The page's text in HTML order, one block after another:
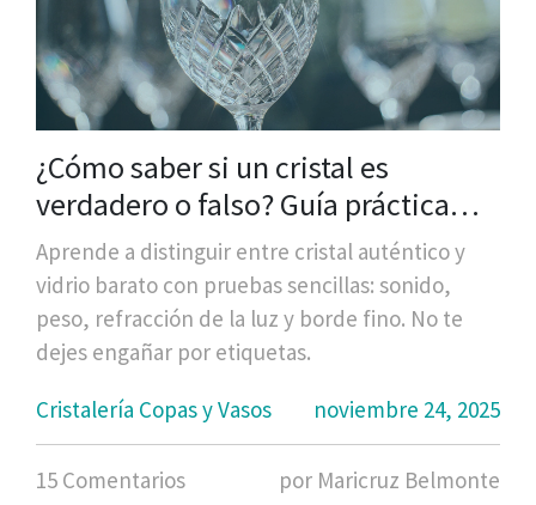
¿Cómo saber si un cristal es
verdadero o falso? Guía práctica
para no ser engañado
Aprende a distinguir entre cristal auténtico y
vidrio barato con pruebas sencillas: sonido,
peso, refracción de la luz y borde fino. No te
dejes engañar por etiquetas.
Cristalería Copas y Vasos
noviembre 24, 2025
15 Comentarios por Maricruz Belmonte